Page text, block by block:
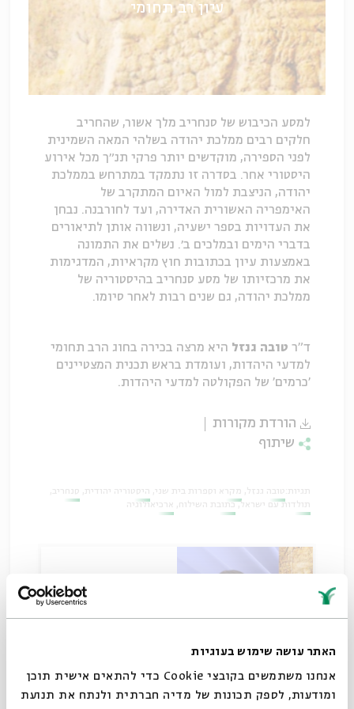
האתר עושה שימוש בעוגיות
אנחנו משתמשים בקובצי Cookie כדי להתאים אישית תוכן
ומודעות, לספק תכונות של מדיה חברתית ולנתח את תנועת
עיון רב תחומי
למסע הכיבוש של סנחריב מלך אשור, שהחריב
חלקים רבים ממלכת יהודה בשלהי המאה השמינית
לפני הספירה, מוקדשים יותר פרקי תנ״ך מכל אירוע
היסטורי אחר. בסדרה זו נתמקד במתרחש בממלכת
יהודה, הניצבת למול האיום המתקרב של
האימפריה האשורית האדירה, ועד לחורבנה. נבחן
את העדויות בספר ישעיה, ונשווה אותן לתיאורים
בדברי הימים ובמלכים ב׳. נשלים את התמונה
באמצעות עיון בכתובות חוץ מקראיות, המדגימות
את מרכזיותו של מסע סנחריב בהיסטוריה של
ממלכת יהודה, גם שנים רבות לאחר סיומו.
ד"ר טובה גנזל היא מרצה בכירה בחוג הרב תחומי
למדעי היהדות, ועומדת בראש תכנית המצטיינים
'כרמים' של הפקולטה למדעי היהדות.
הורדת מקורות
שיתוף
תגיות: טובה גנזל מקרא וספרות בית שני היסטוריה יהודית
סנחריב
תולדות עם ישראל כתובת השילוח ארכיאולוגיה
האירועים שקדמו למסע סנחריב